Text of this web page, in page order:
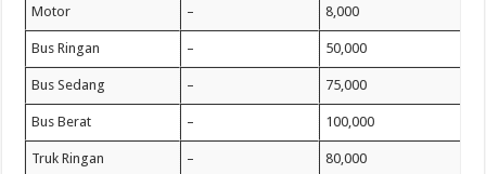
Motor – 8,000
Bus Ringan – 50,000
Bus Sedang – 75,000
Bus Berat – 100,000
Truk Ringan – 80,000